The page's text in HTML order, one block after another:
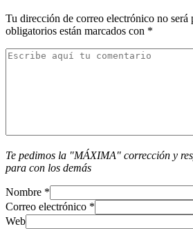
Tu dirección de correo electrónico no será
obligatorios están marcados con *
Te pedimos la "MÁXIMA" corrección y
para con los demás
Nombre *
Correo electrónico *
Web